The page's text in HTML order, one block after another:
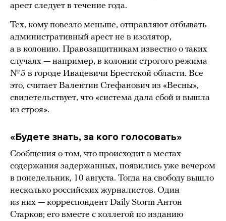
арест следует в течение года.
Тех, кому повезло меньше, отправляют отбывать
административный арест не в изолятор,
а в колонию. Правозащитникам известно о таких
случаях — например, в колонии строгого режима
№ 5 в городе Ивацевичи Брестской области. Все
это, считает Валентин Стефанович из «Весны»,
свидетельствует, что «система дала сбой и вышла
из строя».
«Будете знать, за кого голосовать»
Сообщения о том, что происходит в местах
содержания задержанных, появились уже вечером
в понедельник, 10 августа. Тогда на свободу вышло
несколько российских журналистов. Один
из них — корреспондент Daily Storm Антон
Старков; его вместе с коллегой по изданию